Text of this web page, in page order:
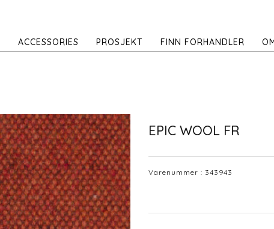
ACCESSORIES PROSJEKT FINN FORHANDLER
EPIC WOOL FR
Varenummer : 343943